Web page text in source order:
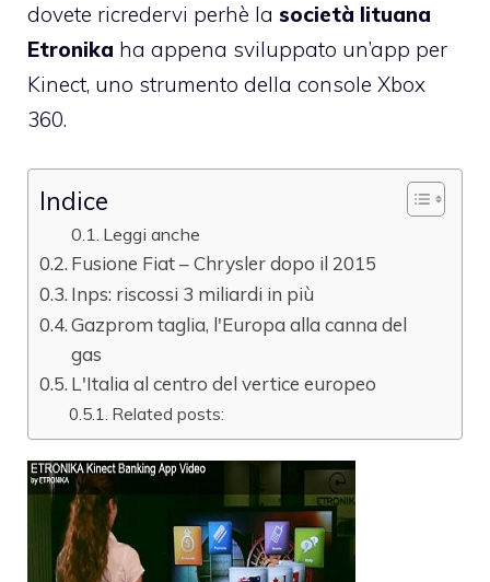
dovete ricredervi perhè la società lituana
Etronika ha appena sviluppato un’app per
Kinect, uno strumento della console Xbox
360.
Indice
Leggi anche
Fusione Fiat – Chrysler dopo il 2015
Inps: riscossi 3 miliardi in più
Gazprom taglia, l'Europa alla canna del
gas
L'Italia al centro del vertice europeo
Related posts: